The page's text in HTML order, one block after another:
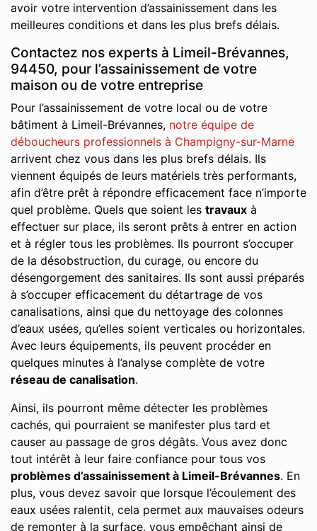
avoir votre intervention d’assainissement dans les
meilleures conditions et dans les plus brefs délais.
Contactez nos experts à Limeil-Brévannes,
94450, pour l’assainissement de votre
maison ou de votre entreprise
Pour l’assainissement de votre local ou de votre
bâtiment à Limeil-Brévannes, notre équipe de
déboucheurs professionnels à Champigny-sur-Marne
arrivent chez vous dans les plus brefs délais. Ils
viennent équipés de leurs matériels très performants,
afin d’être prêt à répondre efficacement face n’importe
quel problème. Quels que soient les travaux à
effectuer sur place, ils seront prêts à entrer en action
et à régler tous les problèmes. Ils pourront s’occuper
de la désobstruction, du curage, ou encore du
désengorgement des sanitaires. Ils sont aussi préparés
à s’occuper efficacement du détartrage de vos
canalisations, ainsi que du nettoyage des colonnes
d’eaux usées, qu’elles soient verticales ou horizontales.
Avec leurs équipements, ils peuvent procéder en
quelques minutes à l’analyse complète de votre
réseau de canalisation.
Ainsi, ils pourront même détecter les problèmes
cachés, qui pourraient se manifester plus tard et
causer au passage de gros dégâts. Vous avez donc
tout intérêt à leur faire confiance pour tous vos
problèmes d’assainissement à Limeil-Brévannes. En
plus, vous devez savoir que lorsque l’écoulement des
eaux usées ralentit, cela permet aux mauvaises odeurs
de remonter à la surface, vous empêchant ainsi de